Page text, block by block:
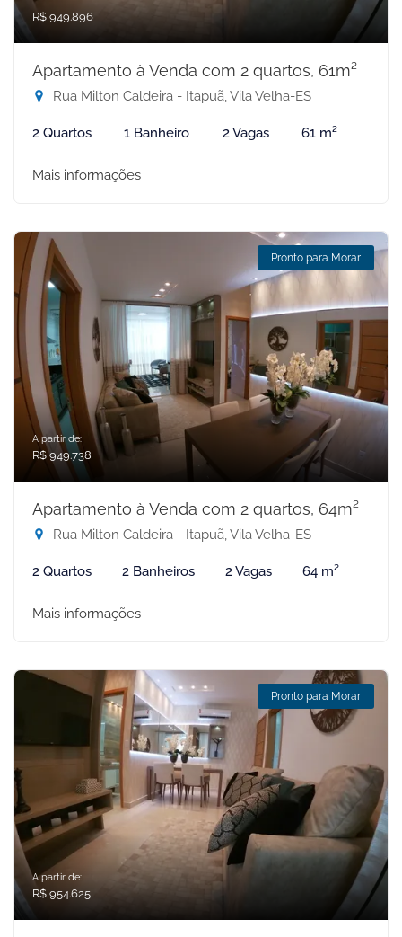
R$ 949.896
Apartamento à Venda com 2 quartos, 61m²
Rua Milton Caldeira - Itapuã, Vila Velha-ES
2 Quartos 1 Banheiro 2 Vagas 61 m²
Mais informações
Pronto para Morar
A partir de:
R$ 949.738
Apartamento à Venda com 2 quartos, 64m²
Rua Milton Caldeira - Itapuã, Vila Velha-ES
2 Quartos 2 Banheiros 2 Vagas 64 m²
Mais informações
Pronto para Morar
A partir de:
R$ 954.625